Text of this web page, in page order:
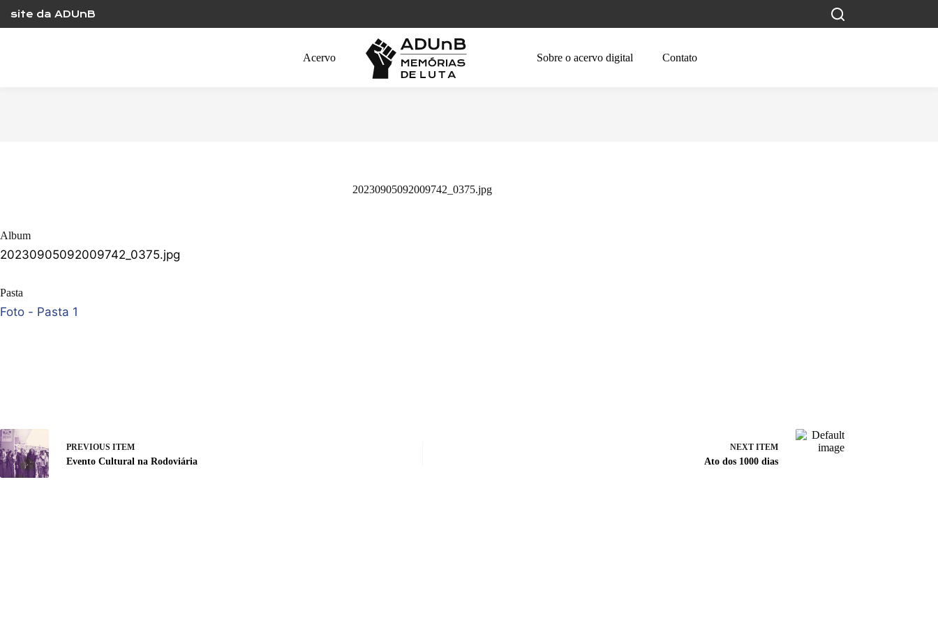
content
site da ADUnB
Acervo Sobre o acervo digital Contato
20230905092009742_0375.jpg
Album
20230905092009742_0375.jpg
Pasta
Foto - Pasta 1
PREVIOUS ITEM
Evento Cultural na Rodoviária
NEXT ITEM
Ato dos 1000 dias